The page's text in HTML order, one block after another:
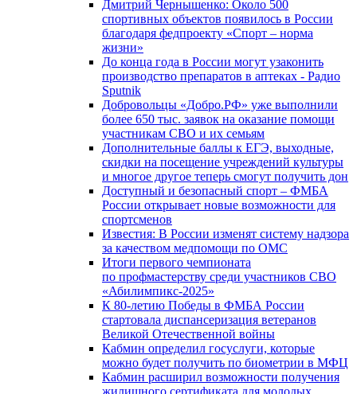
Дмитрий Чернышенко: Около 500
спортивных объектов появилось в России
благодаря федпроекту «Спорт – норма
жизни»
До конца года в России могут узаконить
производство препаратов в аптеках - Радио
Sputnik
Добровольцы «Добро.РФ» уже выполнили
более 650 тыс. заявок на оказание помощи
участникам СВО и их семьям
Дополнительные баллы к ЕГЭ, выходные,
скидки на посещение учреждений культуры
и многое другое теперь смогут получить дон
Доступный и безопасный спорт – ФМБА
России открывает новые возможности для
спортсменов
Известия: В России изменят систему надзора
за качеством медпомощи по ОМС
Итоги первого чемпионата
по профмастерству среди участников СВО
«Абилимпикс-2025»
К 80-летию Победы в ФМБА России
стартовала диспансеризация ветеранов
Великой Отечественной войны
Кабмин определил госуслуги, которые
можно будет получить по биометрии в МФЦ
Кабмин расширил возможности получения
жилищного сертификата для молодых